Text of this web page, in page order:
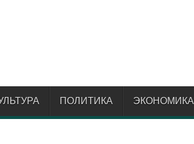
ПОЛИТИКА ЭКОНОМИКА